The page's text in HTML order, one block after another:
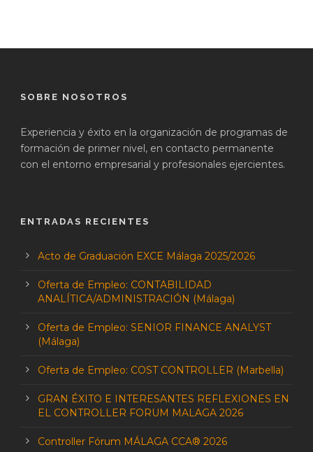
SOBRE NOSOTROS
Experiencia y éxito en la organización de programas de
formación de primer nivel, en contacto permanente
con el entorno empresarial y profesionales ejercientes.
ENTRADAS RECIENTES
Acto de Graduación EXCE Málaga 2025/2026
Oferta de Empleo: CONTABILIDAD
ANALÍTICA/ADMINISTRACIÓN (Málaga)
Oferta de Empleo: SENIOR FINANCE ANALYST
(Málaga)
Oferta de Empleo: COST CONTROLLER (Marbella)
GRAN ÉXITO E INTERESANTES REFLEXIONES EN
EL CONTROLLER FORUM MALAGA 2026
Controller Fórum MÁLAGA CCA® 2026